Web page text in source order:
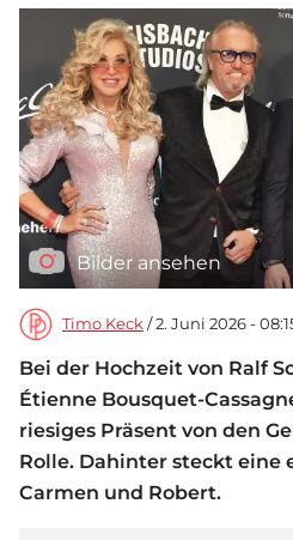
Bilder ansehen
Timo Keck / 2. Juni 2026 -
Bei der Hochzeit von Ralf
Étienne Bousquet-
riesiges Präsent von den
Rolle. Dahinter steckt eine
Carmen und Robert.